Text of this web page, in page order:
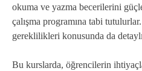
okuma ve yazma becerilerini
çalışma programına tabi
gereklilikleri konusunda da
Bu kurslarda, öğrencilerin